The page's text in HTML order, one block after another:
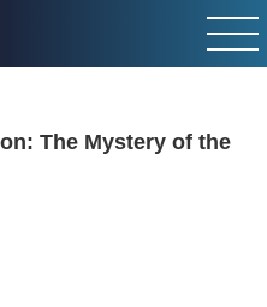
The Mystery of the